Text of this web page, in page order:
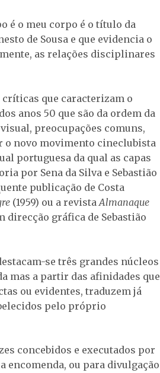
é o meu corpo é o título da
de Sousa e que evidencia o
as relações disciplinares
críticas que caracterizam o
anos 50 que são da ordem da
preocupações comuns,
o novo movimento cineclubista
portuguesa da qual as capas
por Sena da Silva e Sebastião
publicação de Costa
(1959) ou a revista Almanaque
direcção gráfica de Sebastião
se três grandes núcleos
mas a partir das afinidades que
ou evidentes, traduzem já
pelo próprio
concebidos e executados por
encomenda, ou para divulgação